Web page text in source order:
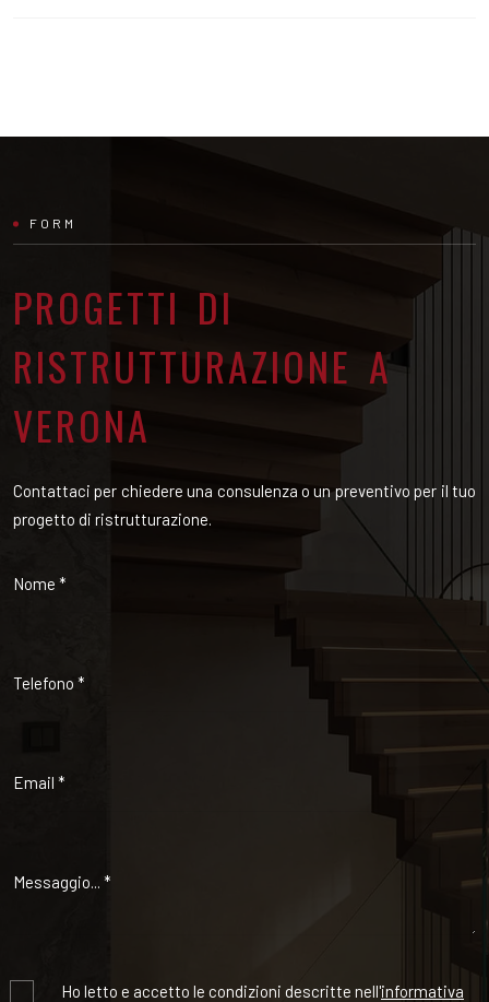
FORM
PROGETTI DI
RISTRUTTURAZIONE A
VERONA
Contattaci per chiedere una consulenza o un preventivo per il tuo
progetto di ristrutturazione.
ObbligatorioHo letto e accetto le condizioni descritte nell'informativa